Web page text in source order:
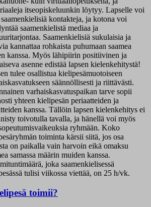
itseopiskeluunkin löytyy. Lapselle voi
saamenkielisiä kontakteja, ja kotona voi
saamenkielistä mediaa ja
Saamenkielisiä sukulaisia ja
kannattaa rohkaista puhumaan saamea
kanssa. Myös lähipiirin positiivinen ja
asenne edistää lapsen kielenkehitystä!
tulee osallistua kielipesämuotoiseen
säännöllisesti ja riittävästi.
varhaiskasvatuspaikan tarve sopii
yhteen kielipesän periaatteiden ja
kanssa. Tällöin lapsen kielenkehitys ei
toivotulla tavalla, ja hänellä voi myös
ryhmään. Koko
toiminta kärsii siitä, jos osa
on paikalla vain harvoin eikä omaksu
samassa määrin muiden kanssa.
joka saamenkielisessä
tulisi viikossa viettää, on 25 h/vk.
toimii?